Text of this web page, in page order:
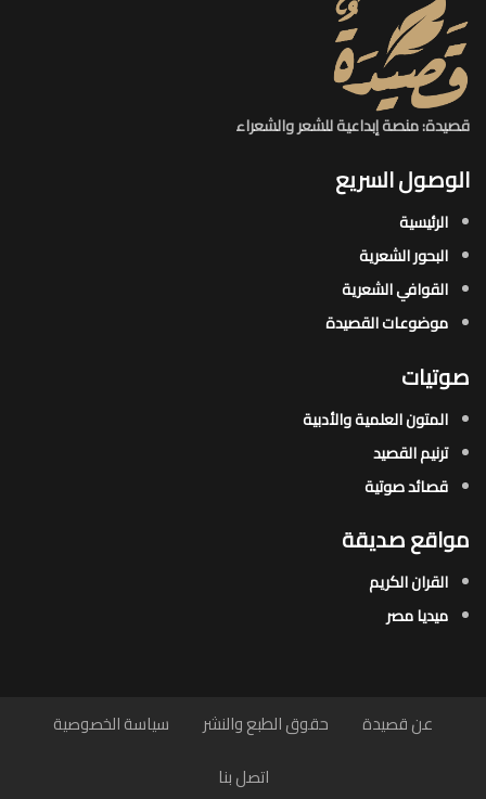
قصيدة: منصة إبداعية للشعر والشعراء
الوصول السريع
الرئيسية
البحور الشعرية​
القوافي الشعرية​
موضوعات القصيدة​
صوتيات
المتون العلمية والأدبية
ترنيم القصيد
قصائد صوتية
مواقع صديقة
القران الكريم
ميديا مصر
عن قصيدة حقوق الطبع والنشر
سياسة الخصوصية
اتصل بنا